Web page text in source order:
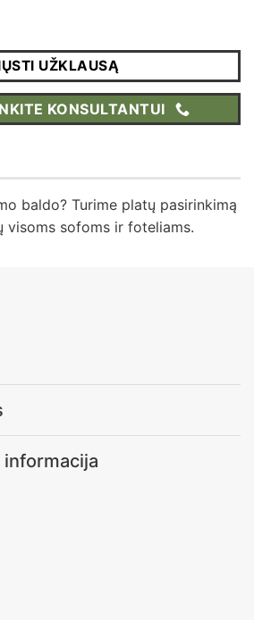
UŽKLAUSĄ
KONSULTANTUI
baldo? Turime platų pasirinkimą
visoms sofoms ir foteliams.